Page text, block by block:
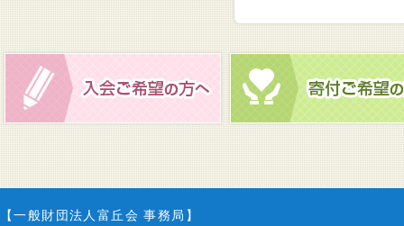
【一般財団法人富丘会 事務局】